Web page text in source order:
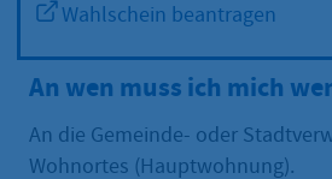
Wahlschein beantragen
An wen muss ich mich
An die Gemeinde- oder
Wohnortes (Hauptwohnung).